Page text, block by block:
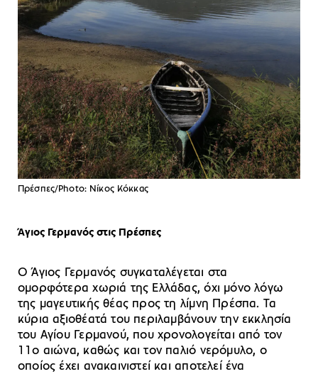
Πρέσπες/Photo: Nίκος Κόκκας
Άγιος Γερμανός στις Πρέσπες
Ο Άγιος Γερμανός συγκαταλέγεται στα
ομορφότερα χωριά της Ελλάδας, όχι μόνο λόγω
της μαγευτικής θέας προς τη λίμνη Πρέσπα. Τα
κύρια αξιοθέατά του περιλαμβάνουν την εκκλησία
του Αγίου Γερμανού, που χρονολογείται από τον
11ο αιώνα, καθώς και τον παλιό νερόμυλο, ο
οποίος έχει ανακαινιστεί και αποτελεί ένα